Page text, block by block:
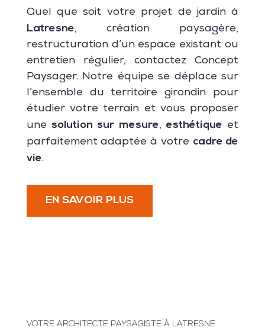
Quel que soit votre projet de jardin à
Latresne, création paysagère,
restructuration d’un espace existant ou
entretien régulier, contactez Concept
Paysager. Notre équipe se déplace sur
l’ensemble du territoire girondin pour
étudier votre terrain et vous proposer
une solution sur mesure, esthétique et
parfaitement adaptée à votre cadre de
vie.
EN SAVOIR PLUS
VOTRE ARCHITECTE PAYSAGISTE À LATRESNE